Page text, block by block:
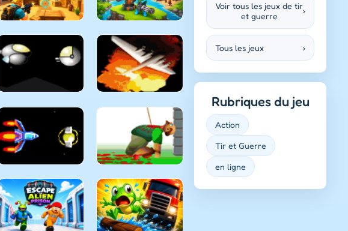
Voir tous les jeux de tir
et guerre
›
Tous les jeux ›
Rubriques du jeu
Action
Tir et Guerre
en ligne